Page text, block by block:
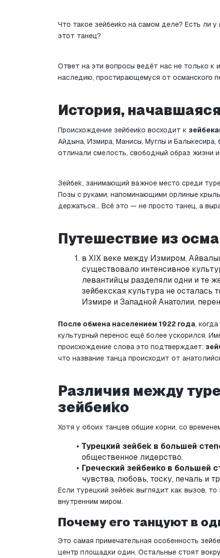
Что такое зейбеи́ко на самом деле? Есть ли
этот танец?
Ответ на эти вопросы ведёт нас не только к
наследию, простирающемуся от османского
История,
Происхождение зейбеи́ко восходит к
Айдынa, Измира, Манисы, Муглы и
отличали смелость, свободный образ жизни
Зейбе́к, занимающий важное место среди
Позы с руками, напоминающими орлиные
держаться... Всё это — не просто танец, а
Путешествие из
в XIX веке между Измиром,
существовало интенсивное
левантийцы разделяли одни и те
зейбекская культура не осталась
Измире и Западной Анатолии,
После обмена населением 1922 года,
культурный перенос ещё более ускорился.
происхождение слова это подтверждает:
что название танца происходит от
Различия между
зейбеи́ко
Хотя у обоих танцев общие корни, со
Турецкий зейбе́к в большей
общественное лидерство.
Греческий зейбеи́ко в большей
чувства, любовь, тоску, печаль и
Если турецкий зейбе́к выглядит как вызов,
внутренним миром.
Почему его танцуют в
Это самая примечательная особенность
центр площадки один. Остальные стоят